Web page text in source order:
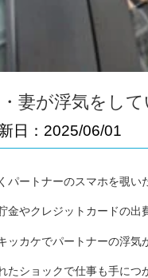
妻が浮気をし
日： 2025/06/01
パートナーのスマホを覗い
金やクレジットカードの出
ッカケでパートナーの浮気
たショックで仕事も手につ